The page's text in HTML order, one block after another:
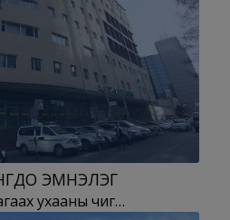
ЭМНЭЛЭГ
ухааны чиг…